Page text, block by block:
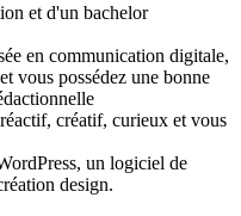
et d'un bachelor
en communication digitale,
vous possédez une bonne
créatif, curieux et vous
un logiciel de
design.